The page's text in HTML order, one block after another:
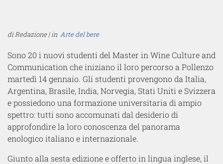
di Redazione | in Arte del bere
Sono 20 i nuovi studenti del Master in Wine Culture and
Communication che iniziano il loro percorso a Pollenzo
martedì 14 gennaio. Gli studenti provengono da Italia,
Argentina, Brasile, India, Norvegia, Stati Uniti e Svizzera
e possiedono una formazione universitaria di ampio
spettro: tutti sono accomunati dal desiderio di
approfondire la loro conoscenza del panorama
enologico italiano e internazionale.
Giunto alla sesta edizione e offerto in lingua inglese, il